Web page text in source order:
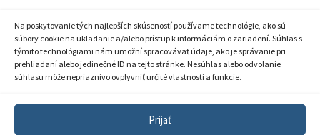
Na poskytovanie tých najlepších skúseností používame technológie, ako sú
súbory cookie na ukladanie a/alebo prístup k informáciám o zariadení. Súhlas s
týmito technológiami nám umožní spracovávať údaje, ako je správanie pri
prehliadaní alebo jedinečné ID na tejto stránke. Nesúhlas alebo odvolanie
súhlasu môže nepriaznivo ovplyvniť určité vlastnosti a funkcie.
Prijať
Zásady ochrany súkromia
Sprístupnenie informácií